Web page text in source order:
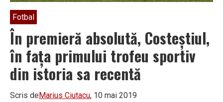
Fotbal
În premieră absolută, Costeștiul,
în fața primului trofeu sportiv
din istoria sa recentă
Scris deMarius Ciutacu, 10 mai 2019